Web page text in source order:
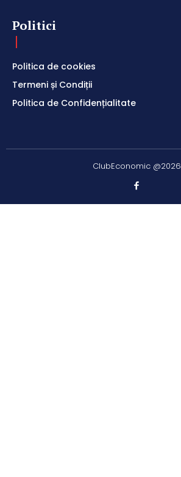
Politici
Politica de cookies
Termeni și Condiții
Politica de Confidențialitate
ClubEconomic @2026